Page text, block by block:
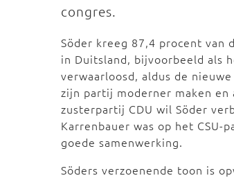
congres.
Söder kreeg 87,4 procent van
in Duitsland, bijvoorbeeld als
verwaarloosd, aldus de
zijn partij moderner maken
zusterpartij CDU wil Söder
Karrenbauer was op het CSU-
goede samenwerking.
Söders verzoenende toon is